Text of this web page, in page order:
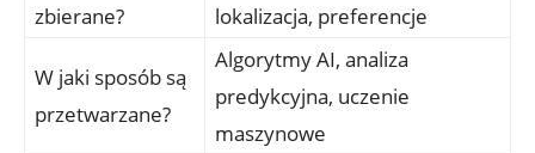
zbierane?
lokalizacja, preferencje
W jaki sposób są
przetwarzane?
Algorytmy AI, ⁢analiza
predykcyjna, ⁤uczenie
maszynowe